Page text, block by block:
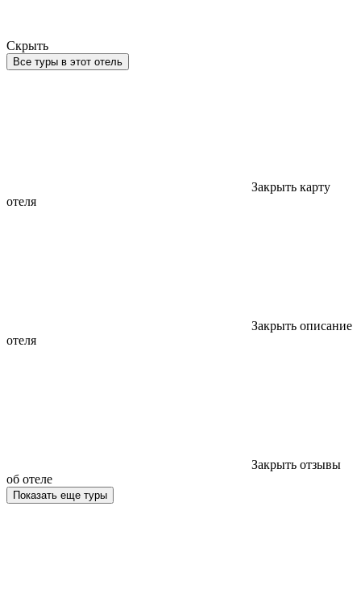
Скрыть
Все туры в этот отель
Закрыть карту
отеля
Закрыть описание
отеля
Закрыть отзывы
об отеле
Показать еще туры